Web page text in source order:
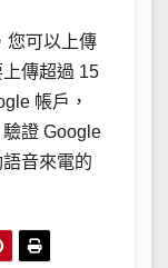
您可以上傳
傳超過 15
帳戶，
證 Google
音來電的